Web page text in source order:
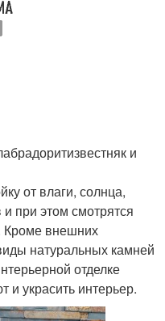
и
от влаги, солнца,
при этом смотрятся
Кроме внешних
натуральных камней
отделке
и украсить интерьер.